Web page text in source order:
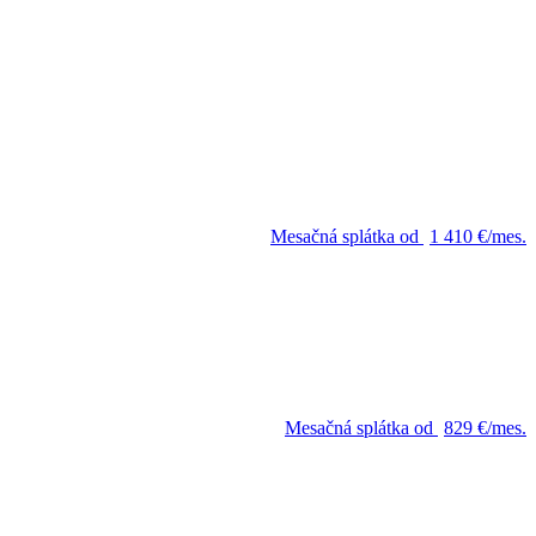
Mesačná splátka od 1 410 €/mes.
Mesačná splátka od 829 €/mes.